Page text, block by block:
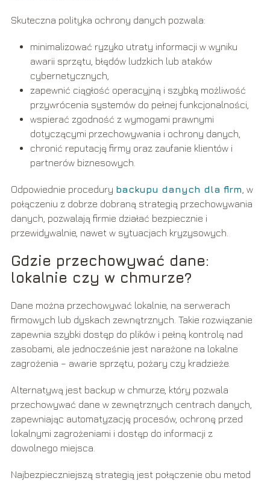
Skuteczna polityka ochrony danych pozwala:
minimalizować ryzyko utraty informacji w wyniku
awarii sprzętu, błędów ludzkich lub ataków
cybernetycznych,
zapewnić ciągłość operacyjną i szybką możliwość
przywrócenia systemów do pełnej funkcjonalności,
wspierać zgodność z wymogami prawnymi
dotyczącymi przechowywania i ochrony danych,
chronić reputację firmy oraz zaufanie klientów i
partnerów biznesowych.
Odpowiednie procedury backupu danych dla firm , w
połączeniu z dobrze dobraną strategią przechowywania
danych, pozwalają firmie działać bezpiecznie i
przewidywalnie, nawet w sytuacjach kryzysowych.
Gdzie przechowywać dane:
lokalnie czy w chmurze?
Dane można przechowywać lokalnie, na serwerach
firmowych lub dyskach zewnętrznych. Takie rozwiązanie
zapewnia szybki dostęp do plików i pełną kontrolę nad
zasobami, ale jednocześnie jest narażone na lokalne
zagrożenia – awarie sprzętu, pożary czy kradzieże.
Alternatywą jest backup w chmurze, który pozwala
przechowywać dane w zewnętrznych centrach danych,
zapewniając automatyzację procesów, ochronę przed
lokalnymi zagrożeniami i dostęp do informacji z
dowolnego miejsca.
Najbezpieczniejszą strategią jest połączenie obu metod